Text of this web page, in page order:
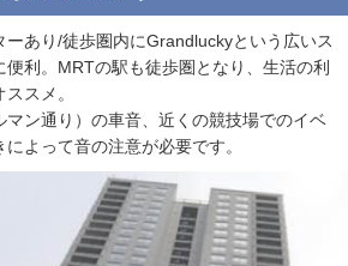
ーあり/徒歩圏内にGrandluckyという広いス
利。MRTの駅も徒歩圏となり、生活の利
スメ。
ン通り）の車音、近くの競技場でのイベ
よって音の注意が必要です。